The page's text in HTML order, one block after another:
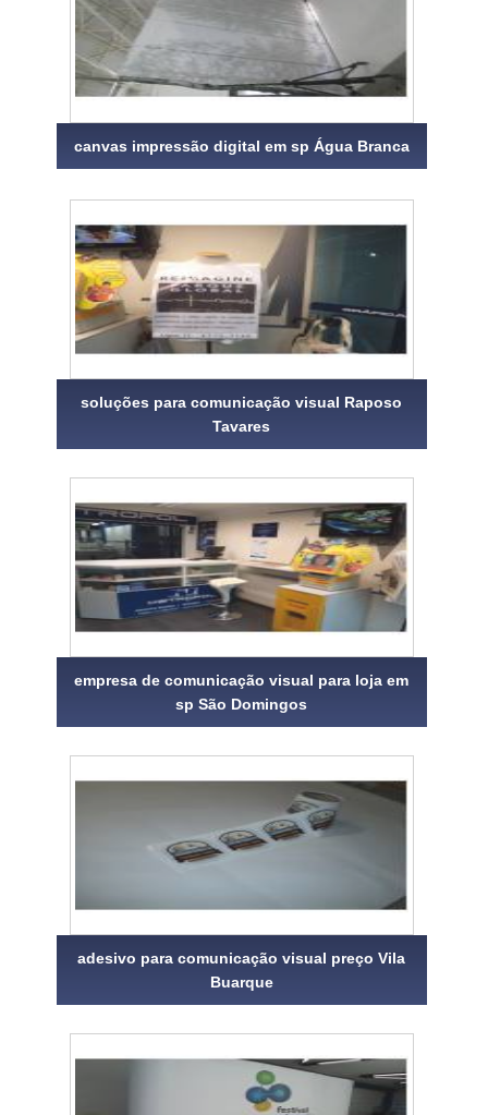
canvas impressão digital em sp Água Branca
soluções para comunicação visual Raposo
Tavares
empresa de comunicação visual para loja em
sp São Domingos
adesivo para comunicação visual preço Vila
Buarque